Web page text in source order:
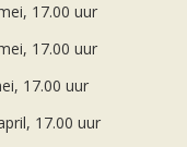
17.00 uur
17.00 uur
17.00 uur
17.00 uur